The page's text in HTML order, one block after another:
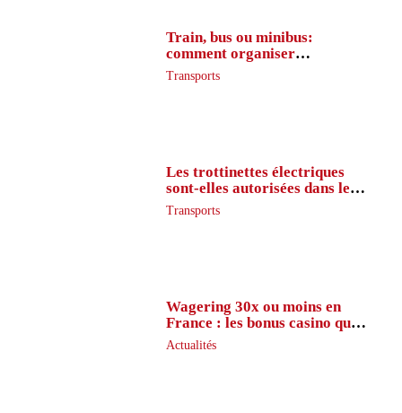
Train, bus ou minibus:
comment organiser
l’itinéraire en France
Transports
Les trottinettes électriques
sont-elles autorisées dans le
métro ?
Transports
Wagering 30x ou moins en
France : les bonus casino que
peu de joueurs connaissent
vraiment
Actualités